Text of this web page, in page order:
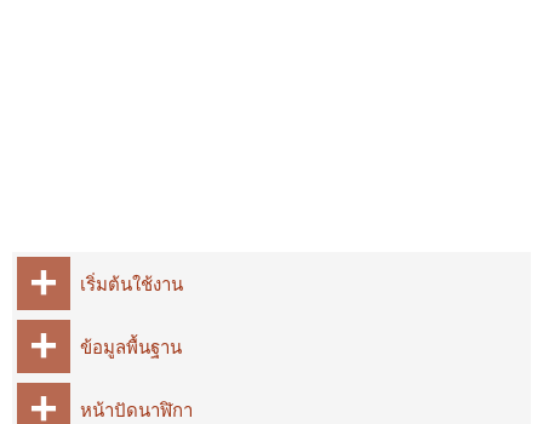
เริ่มต้นใช้งาน
ข้อมูลพื้นฐาน
หน้าปัดนาฬิกา